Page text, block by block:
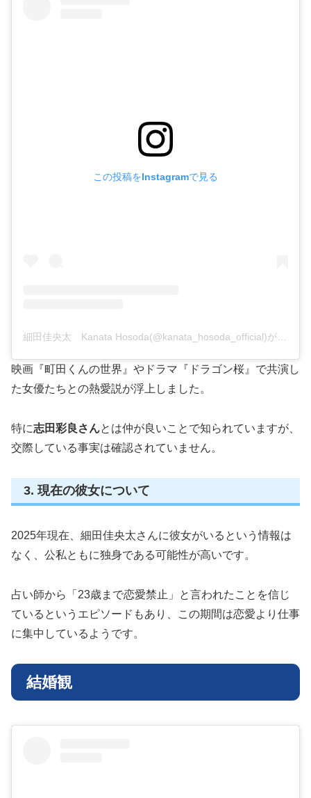
この投稿をInstagramで見る
映画『町田くんの世界』やドラマ『ドラゴン桜』で共演し
た女優たちとの熱愛説が浮上しました。
特に志田彩良さんとは仲が良いことで知られていますが、
交際している事実は確認されていません。
3. 現在の彼女について
2025年現在、細田佳央太さんに彼女がいるという情報は
なく、公私ともに独身である可能性が高いです。
占い師から「23歳まで恋愛禁止」と言われたことを信じ
ているというエピソードもあり、この期間は恋愛より仕事
に集中しているようです。
結婚観